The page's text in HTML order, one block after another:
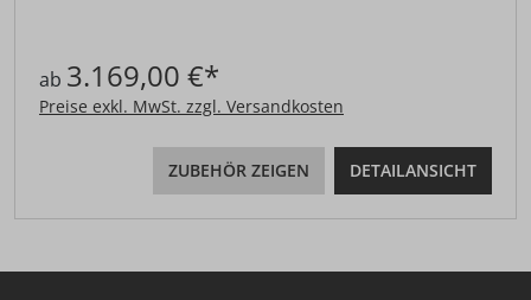
ab 3.169,00 €*
Preise exkl. MwSt. zzgl. Versandkosten
ZUBEHÖR ZEIGEN DETAILANSICHT